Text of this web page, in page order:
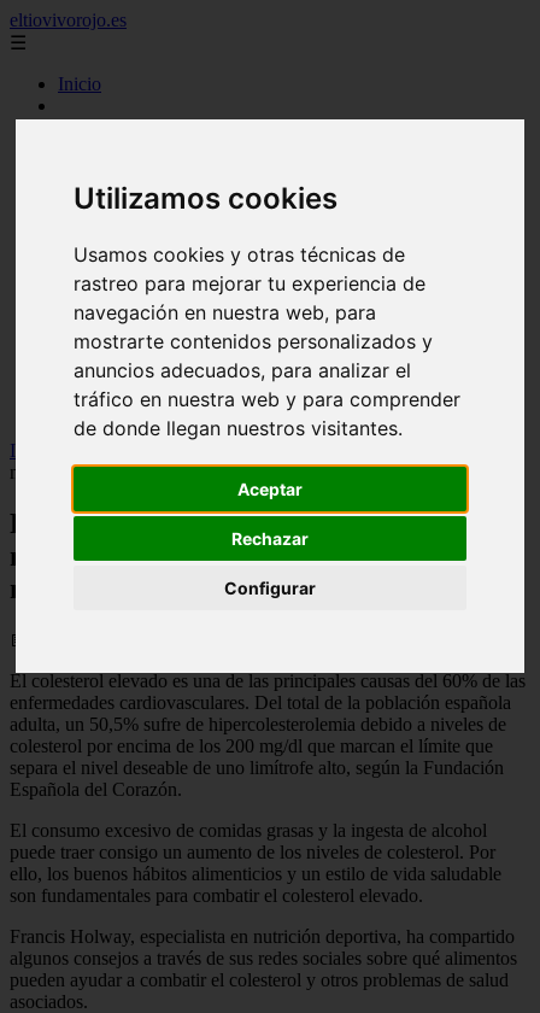
Utilizamos cookies
Usamos cookies y otras técnicas de
rastreo para mejorar tu experiencia de
navegación en nuestra web, para
mostrarte contenidos personalizados y
anuncios adecuados, para analizar el
tráfico en nuestra web y para comprender
de donde llegan nuestros visitantes.
Aceptar
Rechazar
Configurar
eltiovivorojo.es
☰
Inicio
carnes
comidas
huevos
mariscos
postres
producto
reposteria
venezuela
verduras
Inicio
nutrición: "La fibra va a ser el nuevo nutriente de moda"
Francis Holway, experto en ejercicio y
nutrición: "La fibra va a ser el nuevo
nutriente de moda"
📅 31/05/2026
El colesterol elevado es una de las principales causas del 60% de las
enfermedades cardiovasculares. Del total de la población española
adulta, un 50,5% sufre de hipercolesterolemia debido a niveles de
colesterol por encima de los 200 mg/dl que marcan el límite que
separa el nivel deseable de uno limítrofe alto, según la Fundación
Española del Corazón.
El consumo excesivo de comidas grasas y la ingesta de alcohol
puede traer consigo un aumento de los niveles de colesterol. Por
ello, los buenos hábitos alimenticios y un estilo de vida saludable
son fundamentales para combatir el colesterol elevado.
Francis Holway, especialista en nutrición deportiva, ha compartido
algunos consejos a través de sus redes sociales sobre qué alimentos
pueden ayudar a combatir el colesterol y otros problemas de salud
asociados.